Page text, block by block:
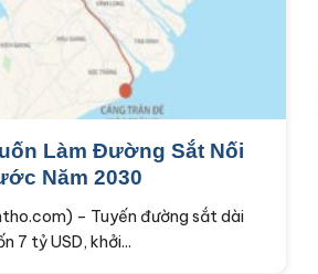
Làm Đường Sắt Nối
Năm 2030
– Tuyến đường sắt dài
7 tỷ USD, khởi...